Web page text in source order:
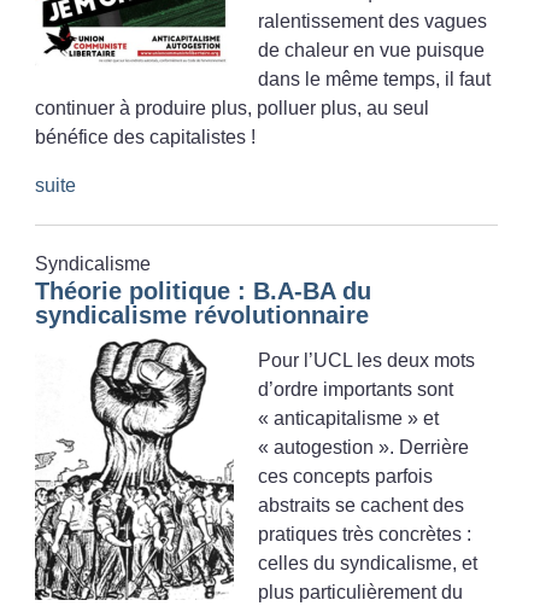
ralentissement des vagues
de chaleur en vue puisque
dans le même temps, il faut
continuer à produire plus, polluer plus, au seul
bénéfice des capitalistes !
suite
Syndicalisme
Théorie politique : B.A-BA du
syndicalisme révolutionnaire
Pour l’UCL les deux mots
d’ordre importants sont
« anticapitalisme » et
« autogestion ». Derrière
ces concepts parfois
abstraits se cachent des
pratiques très concrètes :
celles du syndicalisme, et
plus particulièrement du